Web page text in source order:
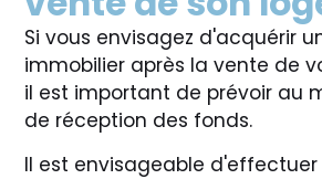
Si vous envisagez d'acquérir
immobilier après la vente de
il est important de prévoir au
de réception des fonds.
Il est envisageable